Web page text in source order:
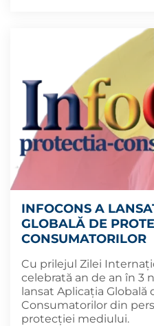
INFOCONS A
GLOBALĂ DE
CONSUMATORILOR
Cu prilejul Zilei
celebrată an de an în 3
lansat Aplicația Globală
Consumatorilor din
protecției mediului.